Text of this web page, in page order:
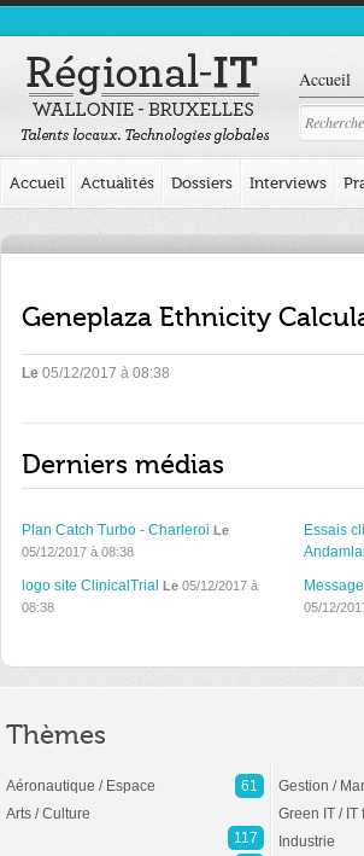
Accueil
Accueil Actualités Dossiers Interviews
Geneplaza Ethnicity
Le 05/12/2017 à 08:38
Derniers médias
Plan Catch Turbo - Charleroi Le
05/12/2017 à 08:38
Essais
logo site ClinicalTrial Le 05/12/2017 à
08:38
05/12/
Thèmes
Aéronautique / Espace
61
Arts / Culture
117
Gestion /
Green IT / IT
Industrie